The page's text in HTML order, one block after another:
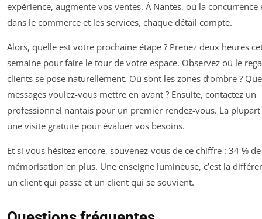
expérience, augmente vos ventes. À Nantes, où la concurrence
dans le commerce et les services, chaque détail compte.
Alors, quelle est votre prochaine étape ? Prenez deux heures
semaine pour faire le tour de votre espace. Observez où le
clients se pose naturellement. Où sont les zones d’ombre ?
messages voulez-vous mettre en avant ? Ensuite, contactez un
professionnel nantais pour un premier rendez-vous. La
une visite gratuite pour évaluer vos besoins.
Et si vous hésitez encore, souvenez-vous de ce chiffre : 34 % de
mémorisation en plus. Une enseigne lumineuse, c’est la
un client qui passe et un client qui se souvient.